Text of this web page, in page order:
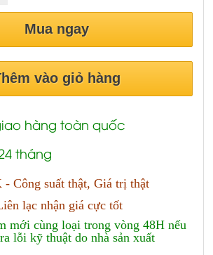
Mua ngay
vào giỏ hàng
hàng toàn quốc
tháng
Công suất thật, Giá trị thật
lạc nhận giá cực tốt
mới cùng loại trong vòng 48H nếu
lỗi kỹ thuật do nhà sản xuất